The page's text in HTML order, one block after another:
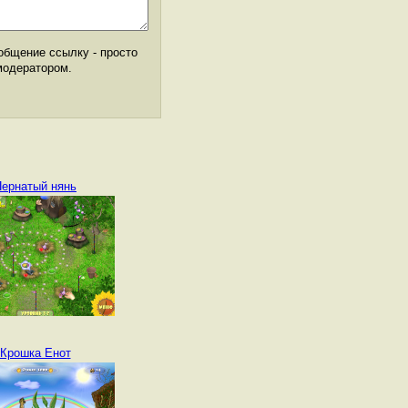
ссылку - просто
нянь
Крошка Енот